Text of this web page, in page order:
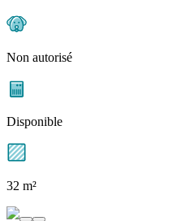
Non autorisé
Disponible
32 m²